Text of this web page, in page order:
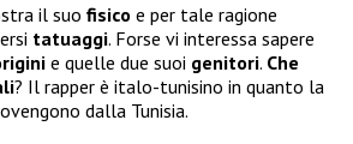
il suo fisico e per tale ragione
tatuaggi. Forse vi interessa sapere
e quelle due suoi genitori. Che
? Il rapper è italo-tunisino in quanto la
dalla Tunisia.